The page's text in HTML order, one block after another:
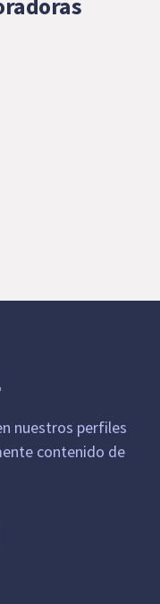
nuestros perfiles
contenido de